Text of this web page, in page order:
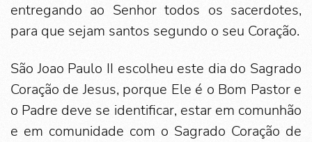
entregando ao Senhor todos os sacerdotes,
para que sejam santos segundo o seu Coração.
São Joao Paulo II escolheu este dia do Sagrado
Coração de Jesus, porque Ele é o Bom Pastor e
o Padre deve se identificar, estar em comunhão
e em comunidade com o Sagrado Coração de